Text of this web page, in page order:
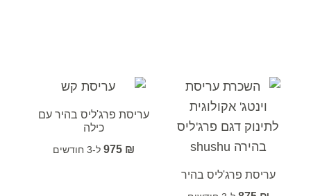
עריסת פרג'ליס בהיר
עריסת פרג'ליס בהיר עם
כילה
₪